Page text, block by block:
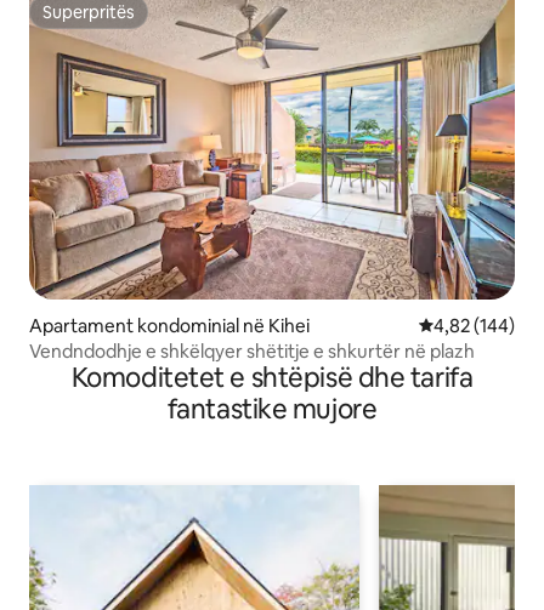
Superpritës
Superpritës
Apartament kondominial në Kihei Vlerësimi
4,82 (144)
Vendndodhje e shkëlqyer shëtitje e shkurtër në plazh
Komoditetet e shtëpisë dhe tarifa
fantastike mujore